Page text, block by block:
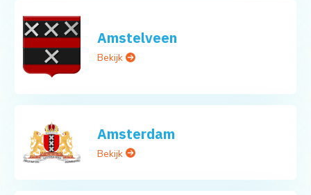
Amstelveen
Bekijk
Amsterdam
Bekijk